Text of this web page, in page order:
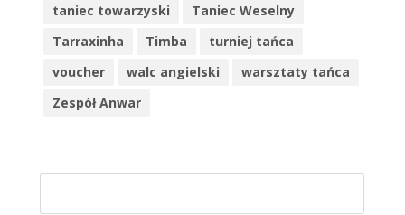
taniec towarzyski
Taniec Weselny
Tarraxinha
Timba
turniej tańca
voucher
walc angielski
warsztaty tańca
Zespół Anwar